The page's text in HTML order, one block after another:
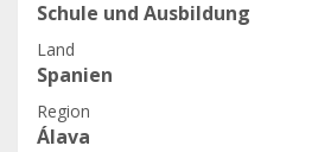
Schule und Ausbildung
Land
Spanien
Region
Álava